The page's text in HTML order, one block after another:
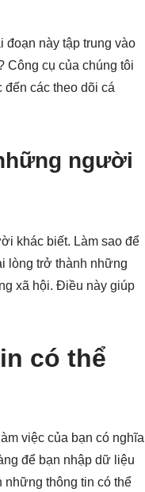
đoạn này tập trung vào
Công cụ của chúng tôi
các theo dõi cá
người
khác biết. Làm sao để
lòng trở thành những
xã hội. Điều này giúp
có thể
việc của bạn có nghĩa
để bạn nhập dữ liệu
những thông tin có thể